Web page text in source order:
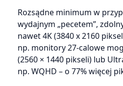
Rozsądne minimum w
wydajnym „pecetem”,
nawet 4K (3840 x 2160
np. monitory 27-calowe
(2560 × 1440 pikseli) lub
np. WQHD – o 77% więcej